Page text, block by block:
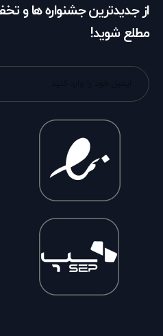
از جدیدترین جشنواره ها و
مطلع شوید!